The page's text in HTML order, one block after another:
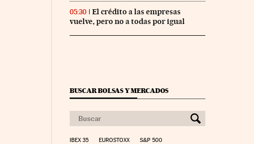
05:30
El crédito a las empresas
vuelve, pero no a todas por igual
BUSCAR BOLSAS Y MERCADOS
IBEX 35 EUROSTOXX S&P 500